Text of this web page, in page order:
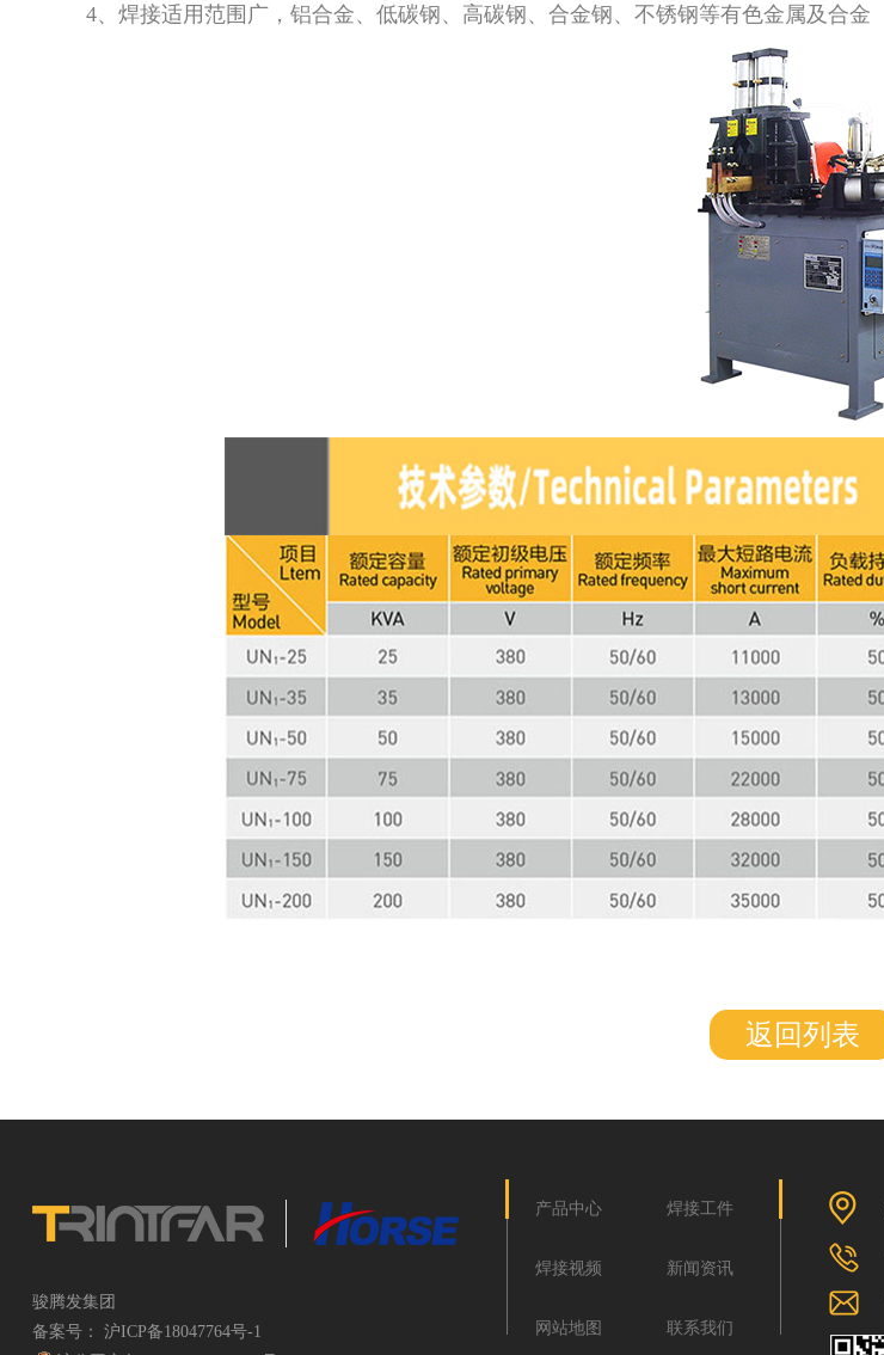
4、焊接适用范围广，铝合金、低碳钢、高碳钢、合金钢、不锈钢等有色金属及合金
返回列表
骏腾发集团
备案号： 沪ICP备18047764号-1
产品中心 焊接工件
焊接视频 新闻资讯
网站地图 联系我们